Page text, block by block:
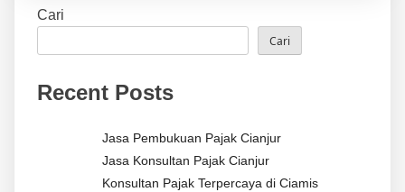
Cari
Cari
Recent Posts
Jasa Pembukuan Pajak Cianjur
Jasa Konsultan Pajak Cianjur
Konsultan Pajak Terpercaya di Ciamis